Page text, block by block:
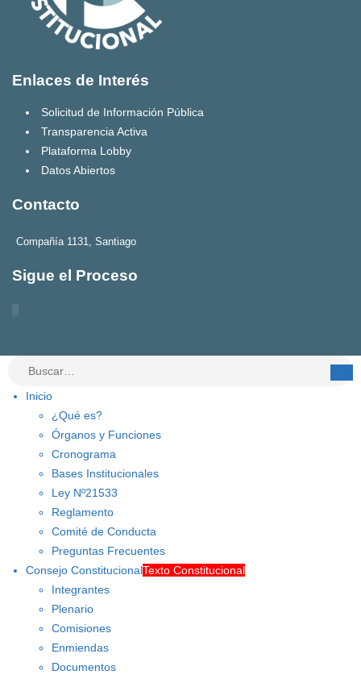
Enlaces de Interés
Solicitud de Información Pública
Transparencia Activa
Plataforma Lobby
Datos Abiertos
Contacto
Compañía 1131, Santiago
Sigue el Proceso
Inicio
¿Qué es?
Órganos y Funciones
Cronograma
Bases Institucionales
Ley Nº21533
Reglamento
Comité de Conducta
Preguntas Frecuentes
Consejo ConstitucionalTexto Constitucional
Integrantes
Plenario
Comisiones
Enmiendas
Documentos